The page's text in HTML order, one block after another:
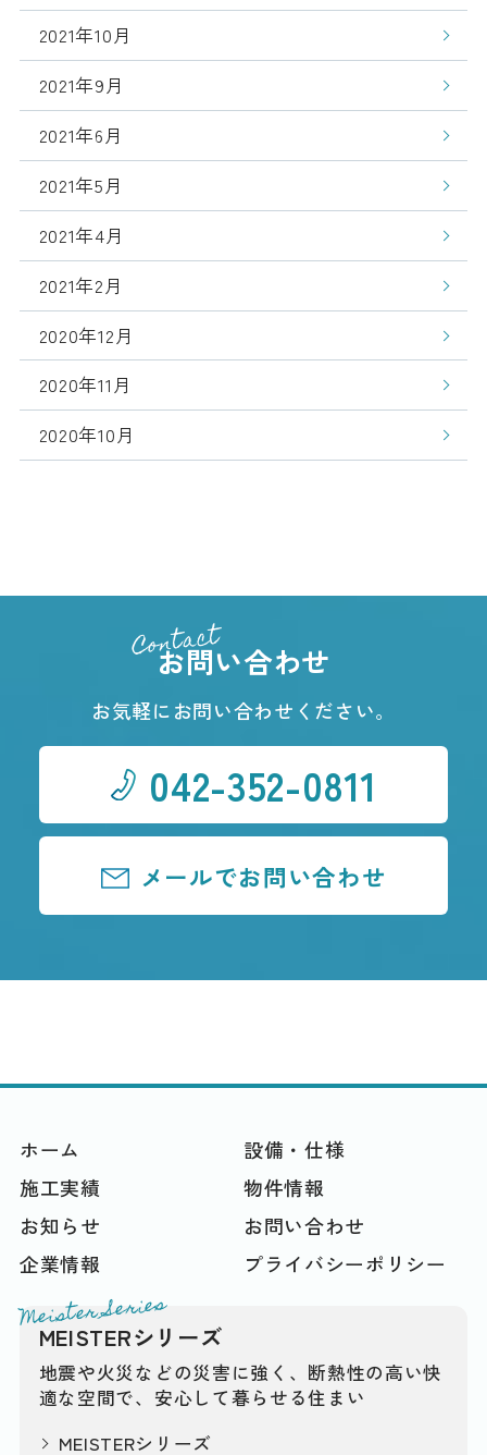
2021年10月
2021年9月
2021年6月
2021年5月
2021年4月
2021年2月
2020年12月
2020年11月
2020年10月
Contact
お問い合わせ
お気軽にお問い合わせください。
042-352-0811
メールでお問い合わせ
ホーム
設備・仕様
施工実績
物件情報
お知らせ
お問い合わせ
企業情報
プライバシーポリシー
Meister Series
MEISTERシリーズ
地震や火災などの災害に強く、断熱性の高い快
適な空間で、安心して暮らせる住まい
MEISTERシリーズ